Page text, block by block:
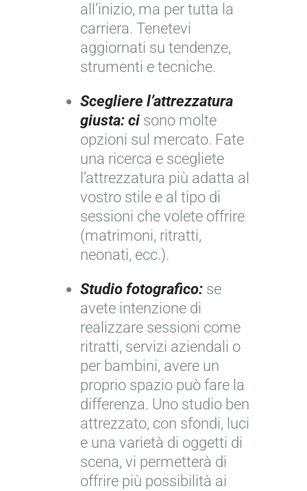
all’inizio, ma per tutta la
carriera. Tenetevi
aggiornati su tendenze,
strumenti e tecniche.
Scegliere l’attrezzatura
giusta: ci sono molte
opzioni sul mercato. Fate
una ricerca e scegliete
l’attrezzatura più adatta al
vostro stile e al tipo di
sessioni che volete offrire
(matrimoni, ritratti,
neonati, ecc.).
Studio fotografico: se
avete intenzione di
realizzare sessioni come
ritratti, servizi aziendali o
per bambini, avere un
proprio spazio può fare la
differenza. Uno studio ben
attrezzato, con sfondi, luci
e una varietà di oggetti di
scena, vi permetterà di
offrire più possibilità ai